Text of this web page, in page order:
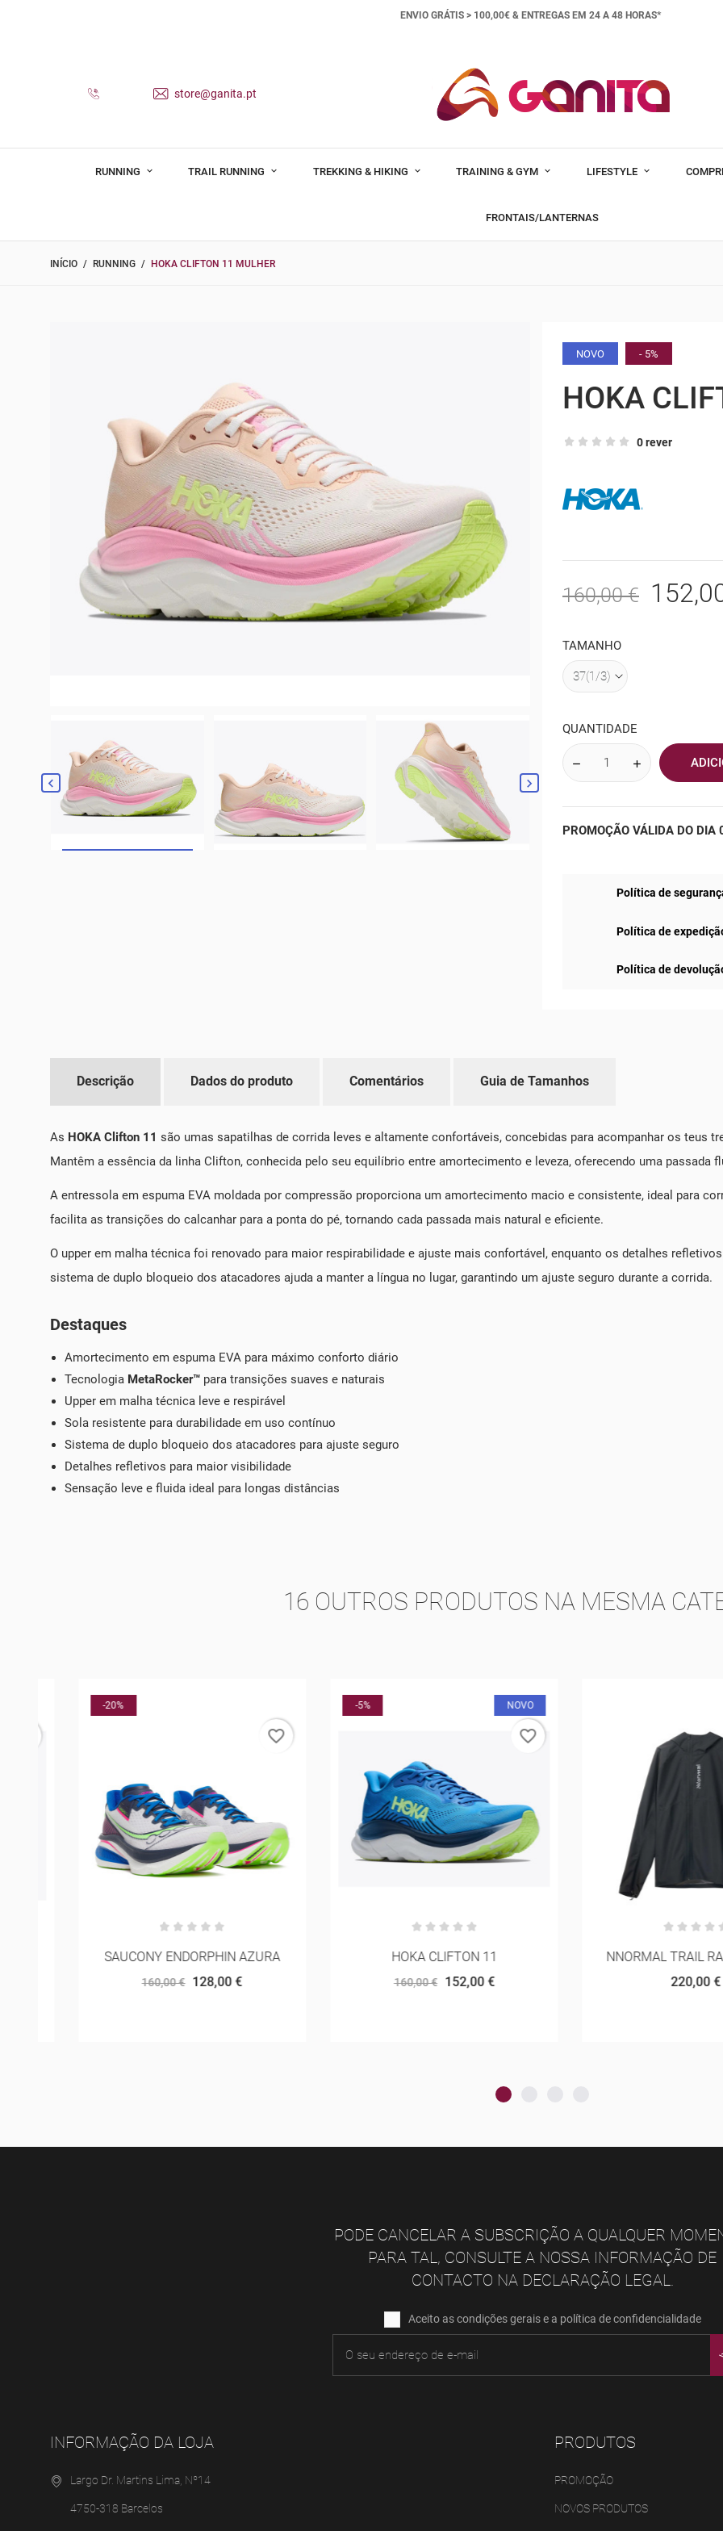
ENVIO GRÁTIS > 100,00€ & ENTREGAS EM 24 A 48 HORAS*
store@ganita.pt
RUNNING TRAIL RUNNING TREKKING & HIKING TRAINING & GYM LIFESTYLE
FRONTAIS/LANTERNAS
INÍCIO RUNNING HOKA CLIFTON 11 MULHER
 
NOVO - 5%
HOKA
0 rever
160,00 €
TAMANHO
QUANTIDADE
PROMOÇÃO VÁLIDA DO
Política de
Política de
Política de
Descrição Dados do produto Comentários Guia de Tamanhos
As HOKA Clifton 11 são umas sapatilhas de corrida leves e altamente confortáveis, concebidas para acompanhar os teus
Mantêm a essência da linha Clifton, conhecida pelo seu equilíbrio entre amortecimento e leveza, oferecendo uma passada
A entressola em espuma EVA moldada por compressão proporciona um amortecimento macio e consistente, ideal para
facilita as transições do calcanhar para a ponta do pé, tornando cada passada mais natural e eficiente.
O upper em malha técnica foi renovado para maior respirabilidade e ajuste mais confortável, enquanto os detalhes
sistema de duplo bloqueio dos atacadores ajuda a manter a língua no lugar, garantindo um ajuste seguro durante a corrida.
Destaques
Amortecimento em espuma EVA para máximo conforto diário
Tecnologia MetaRocker™ para transições suaves e naturais
Upper em malha técnica leve e respirável
Sola resistente para durabilidade em uso contínuo
Sistema de duplo bloqueio dos atacadores para ajuste seguro
Detalhes refletivos para maior visibilidade
Sensação leve e fluida ideal para longas distâncias
16 OUTROS PRODUTOS NA MESMA
SAUCONY ENDORPHIN AZURA
160,00 € 128,00 €
HOKA CLIFTON 11
160,00 € 152,00 €
NNORMAL TRAIL RAIN
220,00 €
PODE CANCELAR A SUBSCRIÇÃO A QUALQUER
PARA TAL, CONSULTE A NOSSA INFORMAÇÃO DE
CONTACTO NA DECLARAÇÃO LEGAL.
Aceito as condições gerais e a política de confidencialidade
INFORMAÇÃO DA LOJA
Largo Dr. Martins Lima, Nº14
4750-318 Barcelos
PRODUTOS
PROMOÇÃO
NOVOS PRODUTOS